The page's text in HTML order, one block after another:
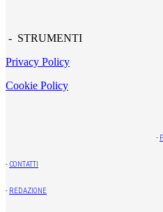
- STRUMENTI
Privacy Policy
Cookie Policy
-
- CONTATTI
- REDAZIONE